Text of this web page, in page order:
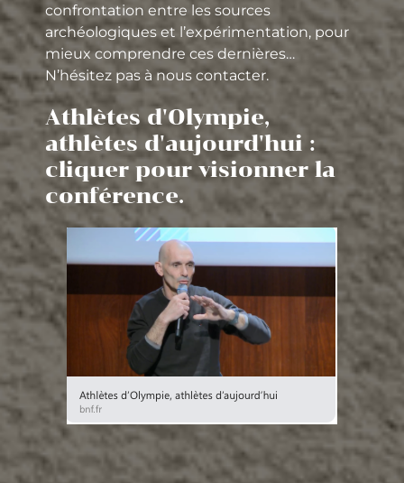
confrontation entre les sources
archéologiques et l’expérimentation, pour
mieux comprendre ces dernières…
N’hésitez pas à nous contacter.
Athlètes d'Olympie,
athlètes d'aujourd'hui :
cliquer pour visionner la
conférence.